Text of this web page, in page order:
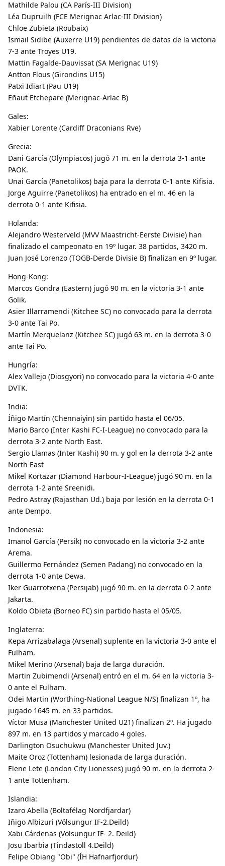
Mathilde Palou (CA París-III Division)
Léa Dupruilh (FCE Merignac Arlac-III Division)
Chloe Zubieta (Roubaix)
Ismail Sidibe (Auxerre U19) pendientes de datos de la victoria
7-3 ante Troyes U19.
Mattin Fagalde-Dauvissat (SA Merignac U19)
Antton Flous (Girondins U15)
Patxi Idiart (Pau U19)
Eñaut Etchepare (Merignac-Arlac B)
Gales:
Xabier Lorente (Cardiff Draconians Rve)
Grecia:
Dani García (Olympiacos) jugó 71 m. en la derrota 3-1 ante
PAOK.
Unai García (Panetolikos) baja para la derrota 0-1 ante Kifisia.
Jorge Aguirre (Panetolikos) ha entrado en el m. 46 en la
derrota 0-1 ante Kifisia.
Holanda:
Alejandro Westerveld (MVV Maastricht-Eerste Divisie) han
finalizado el campeonato en 19º lugar. 38 partidos, 3420 m.
Juan José Lorenzo (TOGB-Derde Divisie B) finalizan en 9º lugar.
Hong-Kong:
Marcos Gondra (Eastern) jugó 90 m. en la victoria 3-1 ante
Golik.
Asier Illarramendi (Kitchee SC) no convocado para la derrota
3-0 ante Tai Po.
Martín Merquelanz (Kitchee SC) jugó 63 m. en la derrota 3-0
ante Tai Po.
Hungría:
Alex Vallejo (Diosgyori) no convocado para la victoria 4-0 ante
DVTK.
India:
Íñigo Martín (Chennaiyin) sin partido hasta el 06/05.
Mario Barco (Inter Kashi FC-I-League) no convocado para la
derrota 3-2 ante North East.
Sergio Llamas (Inter Kashi) 90 m. y gol en la derrota 3-2 ante
North East
Mikel Kortazar (Diamond Harbour-I-League) jugó 90 m. en la
derrota 1-2 ante Sreenidi.
Pedro Astray (Rajasthan Ud.) baja por lesión en la derrota 0-1
ante Dempo.
Indonesia:
Imanol García (Persik) no convocado en la victoria 3-2 ante
Arema.
Guillermo Fernández (Semen Padang) no convocado en la
derrota 1-0 ante Dewa.
Iker Guarrotxena (Persijab) jugó 90 m. en la derrota 0-2 ante
Jakarta.
Koldo Obieta (Borneo FC) sin partido hasta el 05/05.
Inglaterra:
Kepa Arrizabalaga (Arsenal) suplente en la victoria 3-0 ante el
Fulham.
Mikel Merino (Arsenal) baja de larga duración.
Martin Zubimendi (Arsenal) entró en el m. 64 en la victoria 3-
0 ante el Fulham.
Odei Martin (Worthing-National League N/S) finalizan 1º, ha
jugado 1645 m. en 33 partidos.
Víctor Musa (Manchester United U21) finalizan 2º. Ha jugado
897 m. en 13 partidos y marcado 4 goles.
Darlington Osuchukwu (Manchester United Juv.)
Maite Oroz (Tottenham) lesionada de larga duración.
Elene Lete (London City Lionesses) jugó 90 m. en la derrota 2-
1 ante Tottenham.
Islandia:
Izaro Abella (Boltafélag Nordfjardar)
Iñigo Albizuri (Völsungur IF-2.Deild)
Xabi Cárdenas (Völsungur IF- 2. Deild)
Josu Ibarbia (Tindastoll 4.Deild)
Felipe Obiang "Obi" (ÍH Hafnarfjordur)